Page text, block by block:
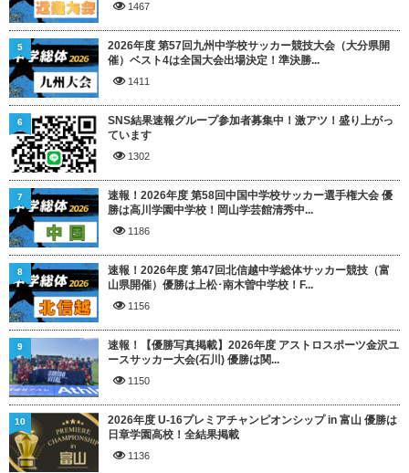
1467
2026年度 第57回九州中学校サッカー競技大会（大分県開
催）ベスト4は全国大会出場決定！準決勝...
1411
5
SNS結果速報グループ参加者募集中！激アツ！盛り上がっ
ています
1302
6
速報！2026年度 第58回中国中学校サッカー選手権大会 優
勝は高川学園中学校！岡山学芸館清秀中...
1186
7
速報！2026年度 第47回北信越中学総体サッカー競技（富
山県開催）優勝は上松･南木曽中学校！F...
1156
8
速報！【優勝写真掲載】2026年度 アストロスポーツ金沢ユ
ースサッカー大会(石川) 優勝は関...
1150
9
2026年度 U-16プレミアチャンピオンシップ in 富山 優勝は
日章学園高校！全結果掲載
1136
10